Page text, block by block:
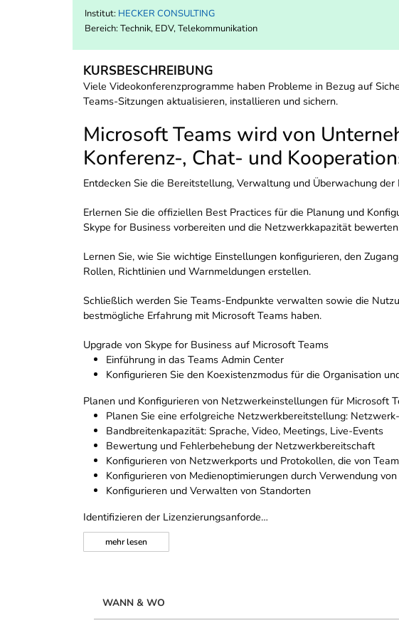
Institut: HECKER CONSULTING
Bereich: Technik, EDV, Telekommunikation
KURSBESCHREIBUNG
Viele Videokonferenzprogramme haben Probleme in Bezug auf
Teams-Sitzungen aktualisieren, installieren und sichern.
Microsoft Teams wird von
Konferenz-, Chat- und
Entdecken Sie die Bereitstellung, Verwaltung und Überwachung
Erlernen Sie die offiziellen Best Practices für die Planung und
Skype for Business vorbereiten und die Netzwerkkapazität
Lernen Sie, wie Sie wichtige Einstellungen konfigurieren, den
Rollen, Richtlinien und Warnmeldungen erstellen.
Schließlich werden Sie Teams-Endpunkte verwalten sowie die
bestmögliche Erfahrung mit Microsoft Teams haben.
Upgrade von Skype for Business auf Microsoft Teams
Einführung in das Teams Admin Center
Konfigurieren Sie den Koexistenzmodus für die Organisation
Planen und Konfigurieren von Netzwerkeinstellungen für Microsoft
Planen Sie eine erfolgreiche Netzwerkbereitstellung:
Bandbreitenkapazität: Sprache, Video, Meetings, Live-Events
Bewertung und Fehlerbehebung der Netzwerkbereitschaft
Konfigurieren von Netzwerkports und Protokollen, die von
Konfigurieren von Medienoptimierungen durch Verwendung
Konfigurieren und Verwalten von Standorten
Identifizieren der Lizenzierungsanforde…
mehrlesen
WANN & WO